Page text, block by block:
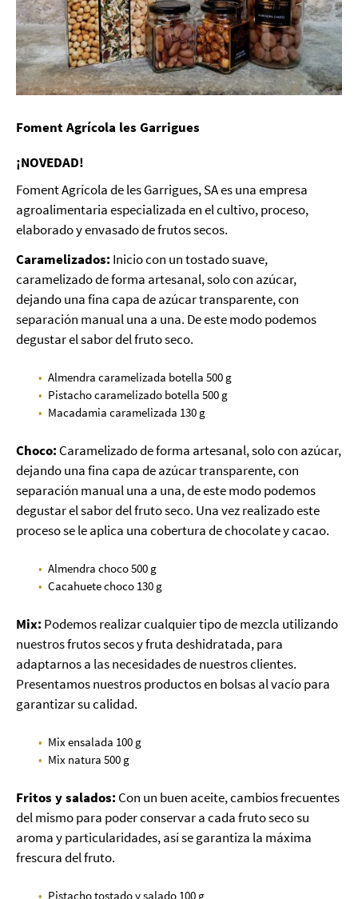
Foment Agrícola les Garrigues
¡NOVEDAD!
Foment Agrícola de les Garrigues, SA es una empresa
agroalimentaria especializada en el cultivo, proceso,
elaborado y envasado de frutos secos.
Caramelizados: Inicio con un tostado suave,
caramelizado de forma artesanal, solo con azúcar,
dejando una fina capa de azúcar transparente, con
separación manual una a una. De este modo podemos
degustar el sabor del fruto seco.
Almendra caramelizada botella 500 g
Pistacho caramelizado botella 500 g
Macadamia caramelizada 130 g
Choco: Caramelizado de forma artesanal, solo con azúcar,
dejando una fina capa de azúcar transparente, con
separación manual una a una, de este modo podemos
degustar el sabor del fruto seco. Una vez realizado este
proceso se le aplica una cobertura de chocolate y cacao.
Almendra choco 500 g
Cacahuete choco 130 g
Mix: Podemos realizar cualquier tipo de mezcla utilizando
nuestros frutos secos y fruta deshidratada, para
adaptarnos a las necesidades de nuestros clientes.
Presentamos nuestros productos en bolsas al vacío para
garantizar su calidad.
Mix ensalada 100 g
Mix natura 500 g
Fritos y salados: Con un buen aceite, cambios frecuentes
del mismo para poder conservar a cada fruto seco su
aroma y particularidades, así se garantiza la máxima
frescura del fruto.
Pistacho tostado y salado 100 g